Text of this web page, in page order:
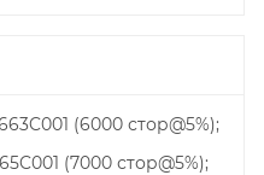
(6000 стор@5%);
(7000 стор@5%);